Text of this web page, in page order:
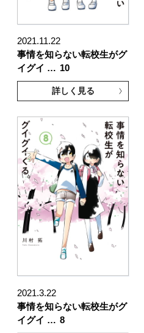
2021.11.22
事情を知らない転校生がグ
イグイ … 10
詳しく見る
2021.3.22
事情を知らない転校生がグ
イグイ … 8